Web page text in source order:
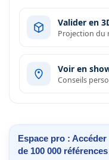
Valider en
Projection du
Voir en
Conseils
Espace pro : Accéder
de 100 000 références